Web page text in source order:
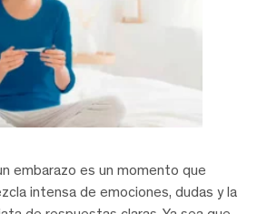
embarazo es un momento que
intensa de emociones, dudas y la